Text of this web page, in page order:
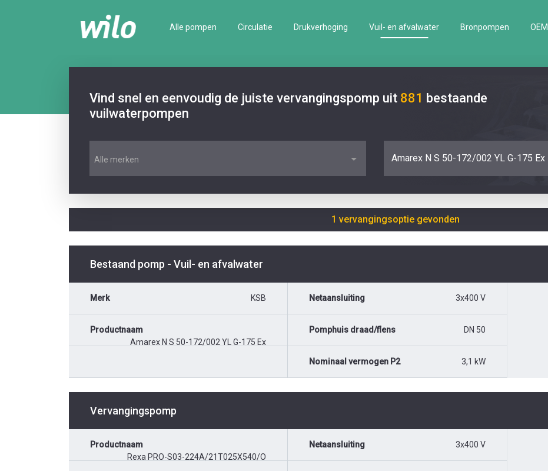
Alle pompen Circulatie Drukverhoging Vuil- en afvalwater Bronpompen OEM
Vind snel en eenvoudig de juiste vervangingspomp uit 881 bestaande
vuilwaterpompen
Alle merken Amarex N S 50-172/002 YL G-175 Ex
1 vervangingsoptie gevonden
Bestaand pomp - Vuil- en afvalwater
Merk KSB
Productnaam
Amarex N S 50-172/002 YL G-175 Ex
Netaansluiting 3x400 V
Pomphuis draad/flens DN 50
Nominaal vermogen P2 3,1 kW
Vervangingspomp
Productnaam
Rexa PRO-S03-224A/21T025X540/O
Netaansluiting 3x400 V